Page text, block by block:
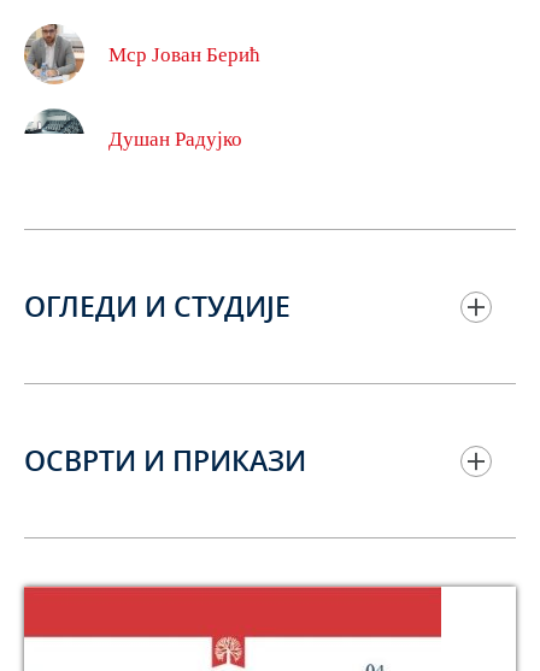
Мср Јован Берић
Душан Радујко
ОГЛЕДИ И СТУДИЈЕ
ОСВРТИ И ПРИКАЗИ